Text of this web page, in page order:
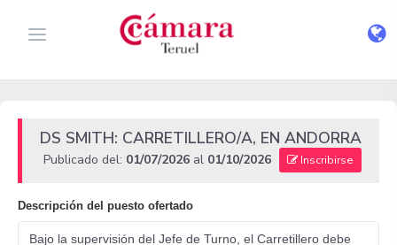
DS SMITH: CARRETILLERO/A, EN ANDORRA
Publicado del: 01/07/2026 al 01/10/2026 Inscribirse
Descripción del puesto ofertado
Bajo la supervisión del Jefe de Turno, el Carretillero debe